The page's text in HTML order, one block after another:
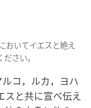
おいてイエスと絶え
さい。
コ，ルカ，ヨハ
スと共に宣べ伝え